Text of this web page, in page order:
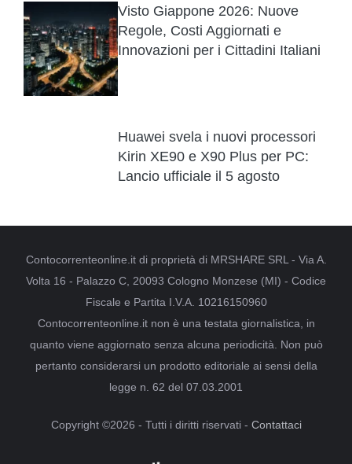
Visto Giappone 2026: Nuove
Regole, Costi Aggiornati e
Innovazioni per i Cittadini Italiani
Huawei svela i nuovi processori
Kirin XE90 e X90 Plus per PC:
Lancio ufficiale il 5 agosto
Contocorrenteonline.it di proprietà di MRSHARE SRL - Via A.
Volta 16 - Palazzo C, 20093 Cologno Monzese (MI) - Codice
Fiscale e Partita I.V.A. 10216150960
Contocorrenteonline.it non è una testata giornalistica, in
quanto viene aggiornato senza alcuna periodicità. Non può
pertanto considerarsi un prodotto editoriale ai sensi della
legge n. 62 del 07.03.2001
Copyright ©2026 - Tutti i diritti riservati - Contattaci